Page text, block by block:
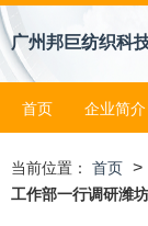
广州邦巨纺织科
首页 企业简介
当前位置： 首页 >
工作部一行调研潍